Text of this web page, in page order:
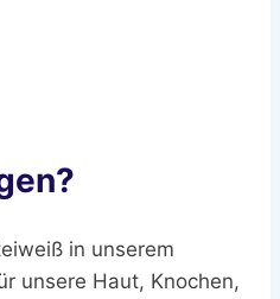
in unserem
unsere Haut, Knochen,